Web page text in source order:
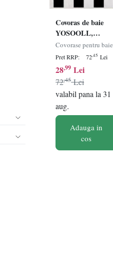
Covoras de baie
YOSOOLL,
poliester, alb/negru,
50 x 80 cm
Covorase pentru baie
Pret RRP: 72,45 Lei
28,99 Lei
72,45 Lei
valabil pana la 31
aug.
Adauga in
cos